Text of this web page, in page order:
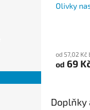
Olivky
od 57,02 Kč
od 69
Doplňky